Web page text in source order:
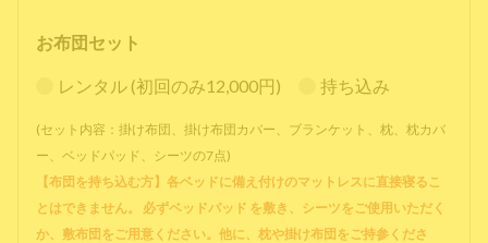
お布団セット
レンタル (初回のみ12,000円) 持ち込み
(セット内容：掛け布団、掛け布団カバー、ブランケット、枕、枕カバ
ー、ベッドパッド、シーツの7点)
【布団を持ち込む方】各ベッドに備え付けのマットレスに直接寝るこ
とはできません。 必ずベッドパッド を敷き、シーツをご使用いただく
か、敷布団をご用意ください。他に、枕や掛け布団をご持参くださ